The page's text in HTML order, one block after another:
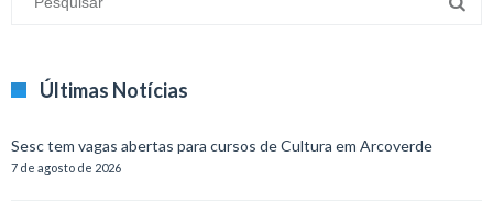
Últimas Notícias
Sesc tem vagas abertas para cursos de Cultura em Arcoverde
7 de agosto de 2026